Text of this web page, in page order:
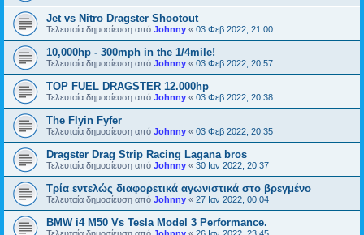
Jet vs Nitro Dragster Shootout
Τελευταία δημοσίευση από Johnny « 03 Φεβ 2022, 21:00
10,000hp - 300mph in the 1/4mile!
Τελευταία δημοσίευση από Johnny « 03 Φεβ 2022, 20:57
TOP FUEL DRAGSTER 12.000hp
Τελευταία δημοσίευση από Johnny « 03 Φεβ 2022, 20:38
The Flyin Fyfer
Τελευταία δημοσίευση από Johnny « 03 Φεβ 2022, 20:35
Dragster Drag Strip Racing Lagana bros
Τελευταία δημοσίευση από Johnny « 30 Ιαν 2022, 20:37
Τρία εντελώς διαφορετικά αγωνιστικά στο βρεγμένο
Τελευταία δημοσίευση από Johnny « 27 Ιαν 2022, 00:04
BMW i4 M50 Vs Tesla Model 3 Performance.